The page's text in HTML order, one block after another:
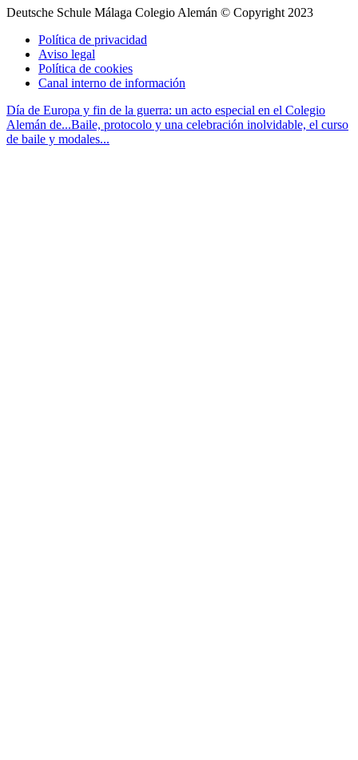
Deutsche Schule Málaga Colegio Alemán © Copyright 2023
Política de privacidad
Aviso legal
Política de cookies
Canal interno de información
Día de Europa y fin de la guerra: un acto especial en el Colegio
Alemán de...Baile, protocolo y una celebración inolvidable, el curso
de baile y modales...